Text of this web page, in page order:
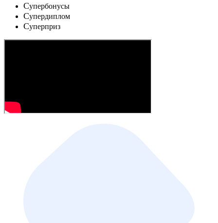
Cупербонусы
Cупердиплом
Cуперприз